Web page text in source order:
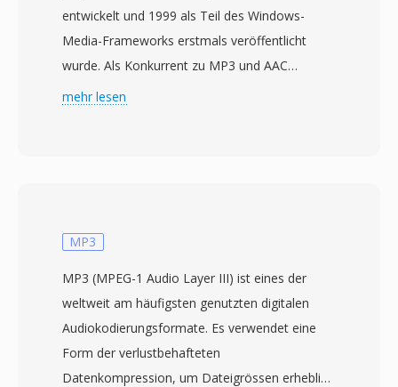
entwickelt und 1999 als Teil des Windows-
Media-Frameworks erstmals veröffentlicht
wurde. Als Konkurrent zu MP3 und AAC
konzipiert, nutzt WMA Standard perzeptülle
Professional für Surround-Sound und
Lossless für bitgenaue Archivkompression und
WMA Voice für Sprachinhalte bei sehr niedrigen
Bitraten. Die tiefe Integration in Windows,
mehr lesen
MP3
MP3 (MPEG-1 Audio Layer III) ist eines der
weltweit am häufigsten genutzten digitalen
Audiokodierungsformate. Es verwendet eine
Form der verlustbehafteten
Datenkompression, um Dateigrössen erheblich